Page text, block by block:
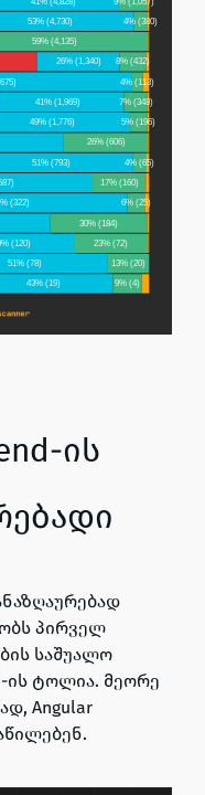
ის
პირველ
საშუალო
ის ტოლია. მეორე
Angular